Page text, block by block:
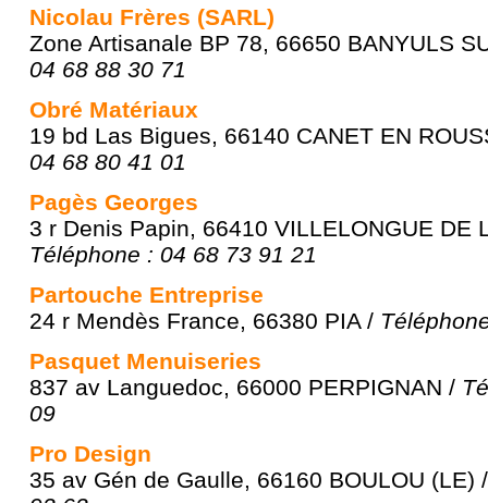
Nicolau Frères (SARL)
Zone Artisanale BP 78, 66650 BANYULS
04 68 88 30 71
Obré Matériaux
19 bd Las Bigues, 66140 CANET EN
04 68 80 41 01
Pagès Georges
3 r Denis Papin, 66410 VILLELONGUE DE
Téléphone : 04 68 73 91 21
Partouche Entreprise
24 r Mendès France, 66380 PIA /
Pasquet Menuiseries
837 av Languedoc, 66000 PERPIGNAN /
09
Pro Design
35 av Gén de Gaulle, 66160 BOULOU (LE)